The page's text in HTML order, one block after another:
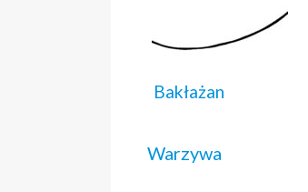
Bakłażan
Warzywa